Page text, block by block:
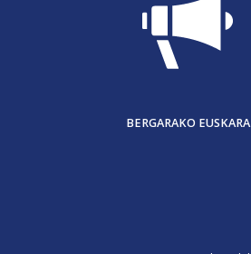
BERGARAKO EUSKARA